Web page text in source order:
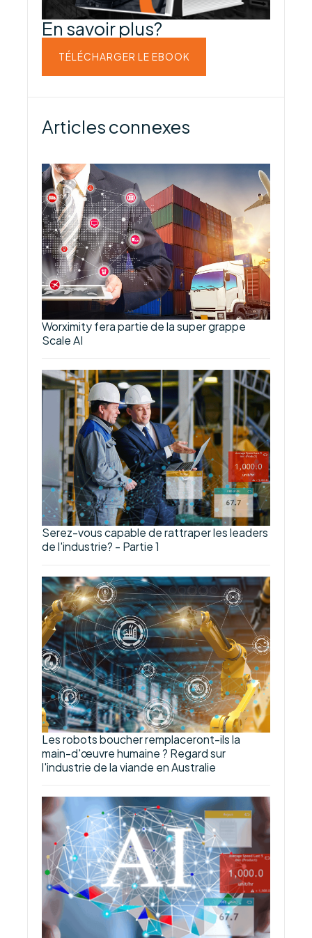
En savoir plus?
TÉLÉCHARGER LE EBOOK
Articles connexes
Worximity fera partie de la super grappe
Scale AI
Serez-vous capable de rattraper les leaders
de l'industrie? - Partie 1
Les robots boucher remplaceront-ils la
main-d'œuvre humaine ? Regard sur
l'industrie de la viande en Australie